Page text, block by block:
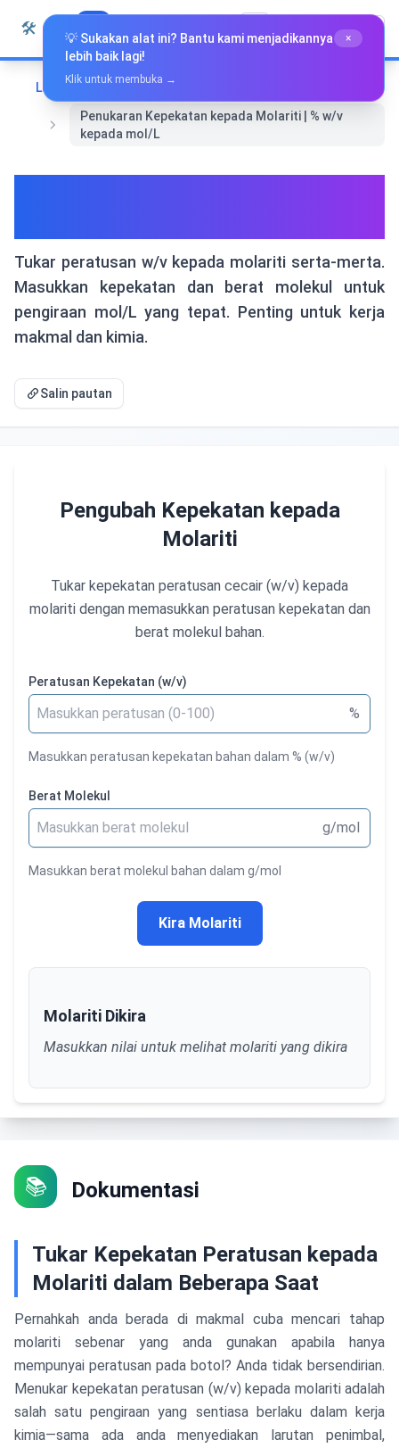
Langkau ke kandungan
🛠️ Whiz Tools Bahasa Melayu
Laman Utama
Alat-alat Penukaran
Penukaran Kepekatan kepada Molariti | % w/v
kepada mol/L
Tukar peratusan w/v kepada molariti serta-merta.
Masukkan kepekatan dan berat molekul untuk
pengiraan mol/L yang tepat. Penting untuk kerja
makmal dan kimia.
Salin pautan
Pengubah Kepekatan kepada
Molariti
Tukar kepekatan peratusan cecair (w/v) kepada
molariti dengan memasukkan peratusan kepekatan dan
berat molekul bahan.
Peratusan Kepekatan (w/v)
%
Masukkan peratusan kepekatan bahan dalam % (w/v)
Berat Molekul
g/mol
Masukkan berat molekul bahan dalam g/mol
Kira Molariti
Molariti Dikira
Masukkan nilai untuk melihat molariti yang dikira
📚 Dokumentasi
Tukar Kepekatan Peratusan kepada
Molariti dalam Beberapa Saat
Pernahkah anda berada di makmal cuba mencari tahap
molariti sebenar yang anda gunakan apabila hanya
mempunyai peratusan pada botol? Anda tidak bersendirian.
Menukar kepekatan peratusan (w/v) kepada molariti adalah
salah satu pengiraan yang sentiasa berlaku dalam kerja
kimia—sama ada anda menyediakan larutan penimbal,
💡 Sukakan alat ini? Bantu kami menjadikannya
lebih baik lagi!
×
Klik untuk membuka →